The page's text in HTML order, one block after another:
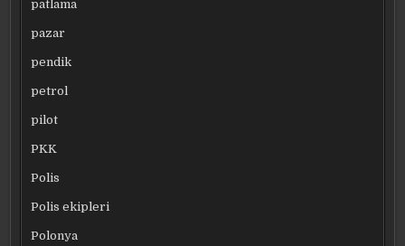
patlama
pazar
pendik
petrol
pilot
PKK
Polis
Polis ekipleri
Polonya